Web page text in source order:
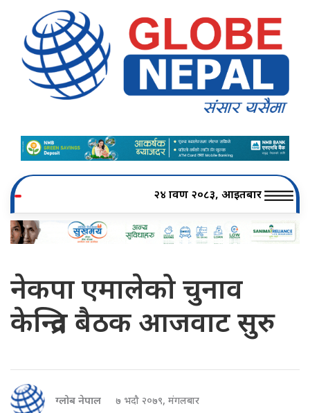
२४ श्रावण २०८३, आइतबार
नेकपा एमालेको चुनाव
केन्द्रित बैठक आजवाट सुरु
ग्लोब नेपाल ७ भदौ २०७९, मंगलबार